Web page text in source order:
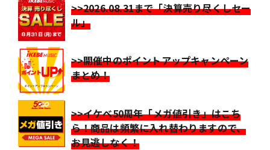
>>2026.08.31まで「決算売り尽くしセー
ル」
>>開催中のポイントアップキャンペーン
まとめ！
>>イケベ50周年「メガ値引き」はこち
ら！商品は頻繁に入れ替わりますので、
お見逃しなく！